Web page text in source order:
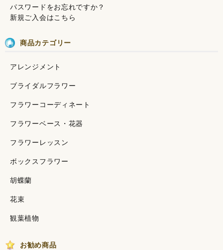
パスワードをお忘れですか？
新規ご入会はこちら
商品カテゴリー
アレンジメント
ブライダルフラワー
フラワーコーディネート
フラワーベース・花器
フラワーレッスン
ボックスフラワー
胡蝶蘭
花束
観葉植物
お勧め商品